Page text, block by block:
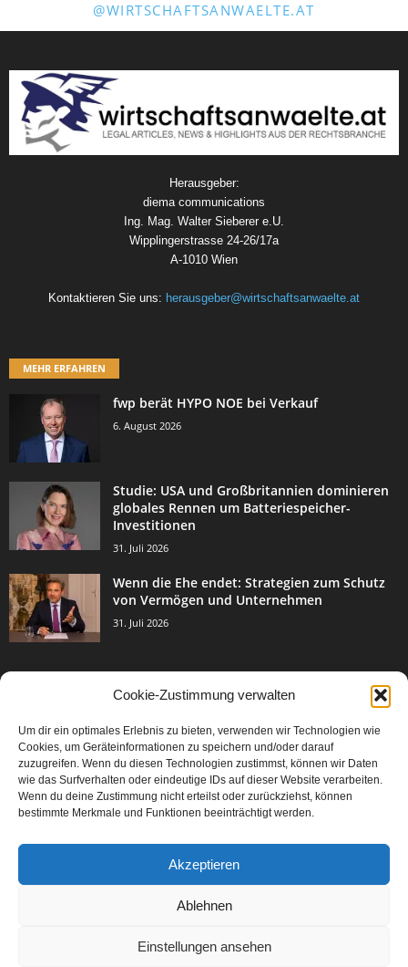
Cookie-Zustimmung verwalten
Um dir ein optimales Erlebnis zu bieten, verwenden wir Technologien wie
Cookies, um Geräteinformationen zu speichern und/oder darauf
zuzugreifen. Wenn du diesen Technologien zustimmst, können wir Daten
wie das Surfverhalten oder eindeutige IDs auf dieser Website verarbeiten.
Wenn du deine Zustimmung nicht erteilst oder zurückziehst, können
bestimmte Merkmale und Funktionen beeinträchtigt werden.
Akzeptieren
Ablehnen
Einstellungen ansehen
@WIRTSCHAFTSANWAELTE.AT
Herausgeber:
diema communications
Ing. Mag. Walter Sieberer e.U.
Wipplingerstrasse 24-26/17a
A-1010 Wien
Kontaktieren Sie uns: herausgeber@wirtschaftsanwaelte.at
MEHR ERFAHREN
fwp berät HYPO NOE bei Verkauf
6. August 2026
Studie: USA und Großbritannien dominieren
globales Rennen um Batteriespeicher-
Investitionen
31. Juli 2026
Wenn die Ehe endet: Strategien zum Schutz
von Vermögen und Unternehmen
31. Juli 2026
Events & Success 3003
Breaking News 2067
Aktuelles
Featured Article
Karriere 567